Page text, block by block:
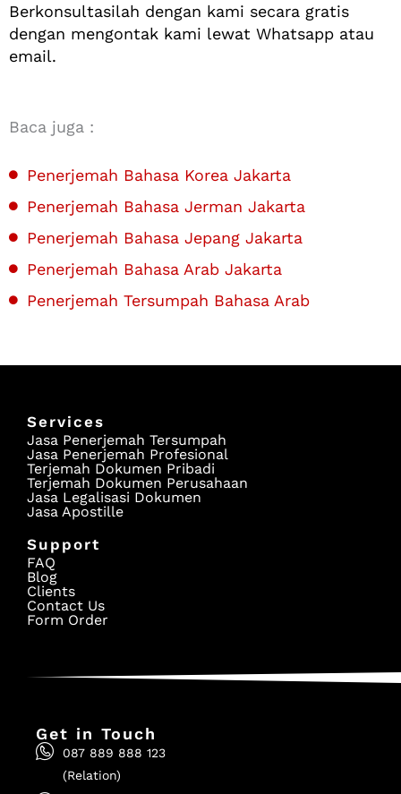
Berkonsultasilah dengan kami secara gratis
dengan mengontak kami lewat Whatsapp atau
email.
Baca juga :
Penerjemah Bahasa Korea Jakarta
Penerjemah Bahasa Jerman Jakarta
Penerjemah Bahasa Jepang Jakarta
Penerjemah Bahasa Arab Jakarta
Penerjemah Tersumpah Bahasa Arab
Services
Jasa Penerjemah Tersumpah
Jasa Penerjemah Profesional
Terjemah Dokumen Pribadi
Terjemah Dokumen Perusahaan
Jasa Legalisasi Dokumen
Jasa Apostille
Support
FAQ
Blog
Clients
Contact Us
Form Order
Get in Touch
087 889 888 123
(Relation)